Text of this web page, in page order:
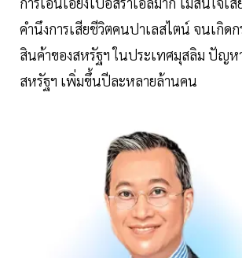
คำนึงการเสียชีวิตคนปาเลสไตน์ จนเกิด
สินค้าของสหรัฐฯ ในประเทศมุสลิม ปัญห
สหรัฐฯ เพิ่มขึ้นปีละหลายล้านคน